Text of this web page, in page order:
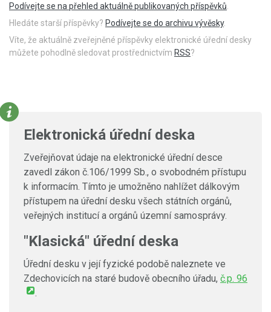
Podívejte se na přehled aktuálně publikovaných příspěvků
Hledáte starší příspěvky? Podívejte se do archivu vývěsky.
Víte, že aktuálně zveřejněné příspěvky elektronické úřední desky
můžete pohodlně sledovat prostřednictvím RSS?
Elektronická úřední deska
Zveřejňovat údaje na elektronické úřední desce
zavedl zákon č.106/1999 Sb., o svobodném přístupu
k informacím. Tímto je umožněno nahlížet dálkovým
přístupem na úřední desku všech státních orgánů,
veřejných institucí a orgánů územní samosprávy.
"Klasická" úřední deska
Úřední desku v její fyzické podobě naleznete ve
Zdechovicích na staré budově obecního úřadu, č.p. 96
.